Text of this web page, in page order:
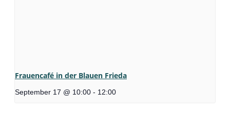
Frauencafé in der Blauen Frieda
September 17 @ 10:00 - 12:00